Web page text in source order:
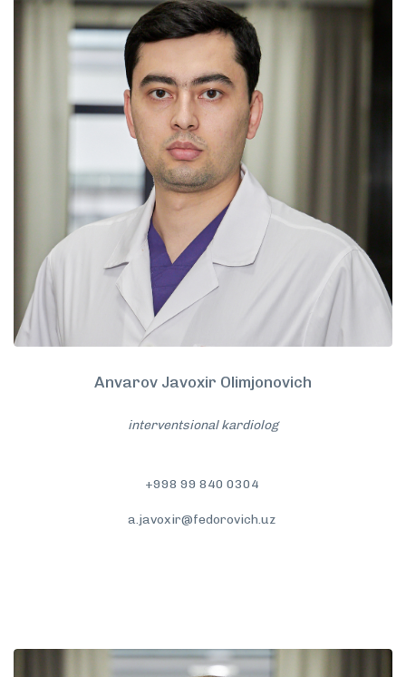
Anvarov Javoxir Olimjonovich
interventsional kardiolog
+998 99 840 0304
a.javoxir@fedorovich.uz